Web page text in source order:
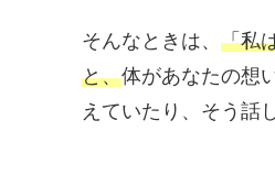
そんなときは、 「私
と、体があなたの想
えていたり、そう話